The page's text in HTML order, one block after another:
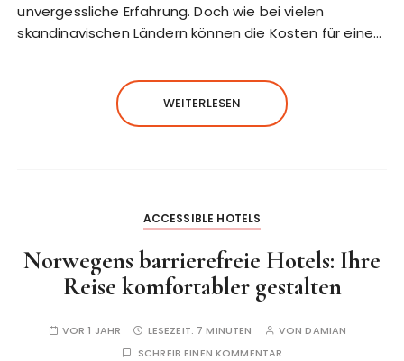
unvergessliche Erfahrung. Doch wie bei vielen
skandinavischen Ländern können die Kosten für eine…
WEITERLESEN
ACCESSIBLE HOTELS
Norwegens barrierefreie Hotels: Ihre
Reise komfortabler gestalten
VOR 1 JAHR LESEZEIT: 7 MINUTEN VONDAMIAN
SCHREIB EINEN KOMMENTAR